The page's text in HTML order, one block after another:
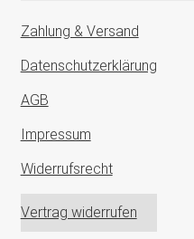
Zahlung & Versand
Datenschutzerklärung
AGB
Impressum
Widerrufsrecht
Vertrag widerrufen